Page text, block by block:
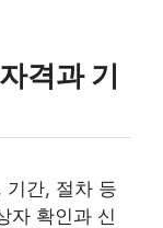
격과 기
기간, 절차 등
자 확인과 신